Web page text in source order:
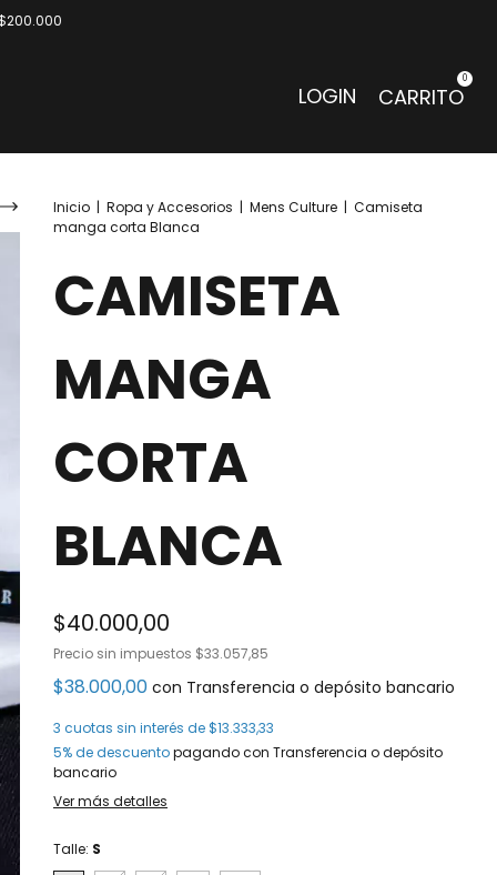
LOGIN CARRITO
0
Inicio | Ropa y Accesorios | Mens Culture | Camiseta
manga corta Blanca
CAMISETA
MANGA
CORTA
BLANCA
$40.000,00
Precio sin impuestos $33.057,85
$38.000,00 con Transferencia o depósito bancario
3 cuotas sin interés de$13.333,33
5% de descuentopagando con Transferencia o depósito
bancario
Ver más detalles
Talle: S